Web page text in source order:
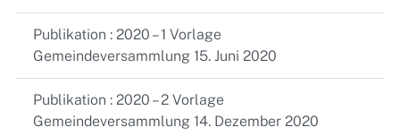
Publikation : 2020 – 1 Vorlage
Gemeindeversammlung 15. Juni 2020
Publikation : 2020 – 2 Vorlage
Gemeindeversammlung 14. Dezember 2020